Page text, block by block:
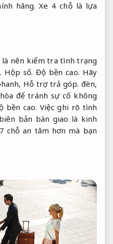
hãng. Xe 4 chỗ là lựa
nên kiểm tra tình trạng
Hộp số. Độ bền cao. Hãy
Hỗ trợ trả góp. đèn,
để tránh sự cố không
bền cao. Việc ghi rõ tình
bản bàn giao là kinh
chỗ an tâm hơn mà bạn